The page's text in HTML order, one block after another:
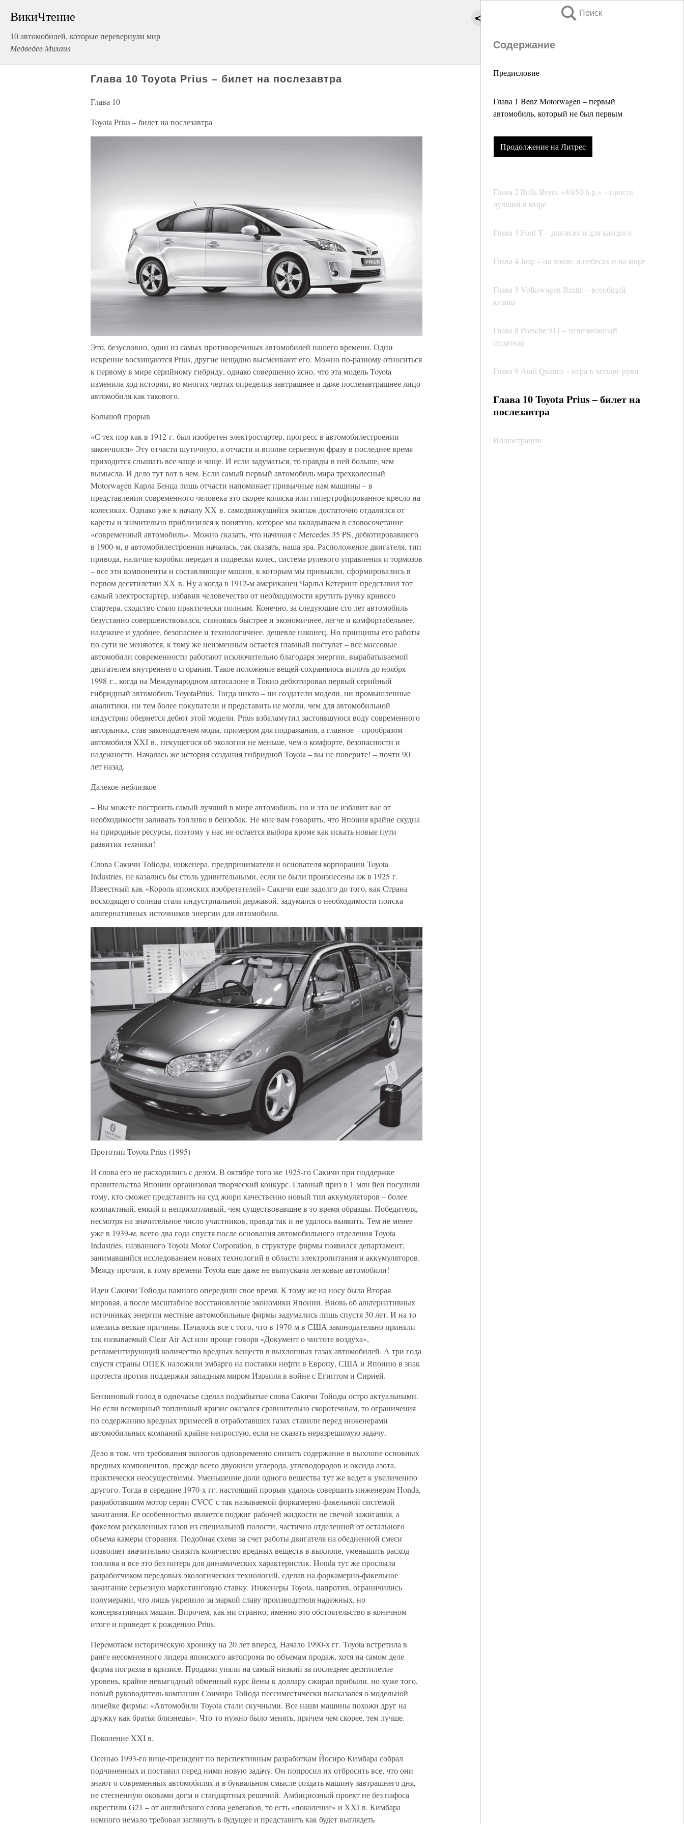
ВикиЧтение
10 автомобилей, которые перевернули мир
Медведев Михаил
Поиск
Содержание
Предисловие
Глава 1 Benz Motorwagen – первый
автомобиль, который не был первым
Продолжение на Литрес
Глава 2 Rolls-Royce «40/50 h.p.» – просто
лучший в мире
Глава 3 Ford T – для всех и для каждого
Глава 4 Jeep – на земле, в небесах и на море
Глава 5 Volkswagen Beetle – всеобщий
кумир
Глава 8 Porsche 911 – невозможный
спорткар
Глава 9 Audi Quattro – игра в четыре руки
Глава 10 Toyota Prius – билет на
послезавтра
Иллюстрации
Глава 10 Toyota Prius – билет на послезавтра
Глава 10
Toyota Prius – билет на послезавтра
Это, безусловно, один из самых противоречивых автомобилей нашего времени. Одни
искренне восхищаются Prius, другие нещадно высмеивают его. Можно по-разному относиться
к первому в мире серийному гибриду, однако совершенно ясно, что эта модель Toyota
изменила ход истории, во многих чертах определив завтрашнее и даже послезавтрашнее лицо
автомобиля как такового.
Большой прорыв
«С тех пор как в 1912 г. был изобретен электростартер, прогресс в автомобилестроении
закончился» Эту отчасти шуточную, а отчасти и вполне серьезную фразу в последнее время
приходится слышать все чаще и чаще. И если задуматься, то правды в ней больше, чем
вымысла. И дело тут вот в чем. Если самый первый автомобиль мира трехколесный
Motorwagen Карла Бенца лишь отчасти напоминает привычные нам машины – в
представлении современного человека это скорее коляска или гипертрофированное кресло на
колесиках. Однако уже к началу XX в. самодвижущийся экипаж достаточно отдалился от
кареты и значительно приблизился к понятию, которое мы вкладываем в словосочетание
«современный автомобиль». Можно сказать, что начиная с Mercedes 35 PS, дебютировавшего
в 1900-м, в автомобилестроении началась, так сказать, наша эра. Расположение двигателя, тип
привода, наличие коробки передач и подвески колес, система рулевого управления и тормозов
– все эти компоненты и составляющие машин, к которым мы привыкли, сформировались в
первом десятилетии XX в. Ну а когда в 1912-м американец Чарльз Кетеринг представил тот
самый электростартер, избавив человечество от необходимости крутить ручку кривого
стартера, сходство стало практически полным. Конечно, за следующие сто лет автомобиль
безустанно совершенствовался, становясь быстрее и экономичнее, легче и комфортабельнее,
надежнее и удобнее, безопаснее и технологичнее, дешевле наконец. Но принципы его работы
по сути не меняются, к тому же неизменным остается главный постулат – все массовые
автомобили современности работают исключительно благодаря энергии, вырабатываемой
двигателем внутреннего сгорания. Такое положение вещей сохранялось вплоть до ноября
1998 г., когда на Международном автосалоне в Токио дебютировал первый серийный
гибридный автомобиль ToyotaPrius. Тогда никто – ни создатели модели, ни промышленные
аналитики, ни тем более покупатели и представить не могли, чем для автомобильной
индустрии обернется дебют этой модели. Prius взбаламутил застоявшуюся воду современного
авторынка, став законодателем моды, примером для подражания, а главное – прообразом
автомобиля XXI в., пекущегося об экологии не меньше, чем о комфорте, безопасности и
надежности. Началась же история создания гибридной Toyota – вы не поверите! – почти 90
лет назад.
Далекое-неблизкое
– Вы можете построить самый лучший в мире автомобиль, но и это не избавит вас от
необходимости заливать топливо в бензобак. Не мне вам говорить, что Япония крайне скудна
на природные ресурсы, поэтому у нас не остается выбора кроме как искать новые пути
развития техники!
Слова Сакичи Тойоды, инженера, предпринимателя и основателя корпорации Toyota
Industries, не казались бы столь удивительными, если не были произнесены аж в 1925 г.
Известный как «Король японских изобретателей» Сакичи еще задолго до того, как Страна
восходящего солнца стала индустриальной державой, задумался о необходимости поиска
альтернативных источников энергии для автомобиля.
Прототип Toyota Prius (1995)
И слова его не расходились с делом. В октябре того же 1925-го Сакичи при поддержке
правительства Японии организовал творческий конкурс. Главный приз в 1 млн йен посулили
тому, кто сможет представить на суд жюри качественно новый тип аккумуляторов – более
компактный, емкий и неприхотливый, чем существовавшие в то время образцы. Победителя,
несмотря на значительное число участников, правда так и не удалось выявить. Тем не менее
уже в 1939-м, всего два года спустя после основания автомобильного отделения Toyota
Industries, названного Toyota Motor Corporation, в структуре фирмы появился департамент,
занимавшийся исследованием новых технологий в области электропитания и аккумуляторов.
Между прочим, к тому времени Toyota еще даже не выпускала легковые автомобили!
Идеи Сакичи Тойоды намного опередили свое время. К тому же на носу была Вторая
мировая, а после масштабное восстановление экономики Японии. Вновь об альтернативных
источниках энергии местные автомобильные фирмы задумались лишь спустя 30 лет. И на то
имелись веские причины. Началось все с того, что в 1970-м в США законодательно приняли
так называемый Clear Air Act или проще говоря «Документ о чистоте воздуха»,
регламентирующий количество вредных веществ в выхлопных газах автомобилей. А три года
спустя страны ОПЕК наложили эмбарго на поставки нефти в Европу, США и Японию в знак
протеста против поддержки западным миром Израиля в войне с Египтом и Сирией.
Бензиновый голод в одночасье сделал подзабытые слова Сакичи Тойоды остро актуальными.
Но если всемирный топливный кризис оказался сравнительно скоротечным, то ограничения
по содержанию вредных примесей в отработавших газах ставили перед инженерами
автомобильных компаний крайне непростую, если не сказать неразрешимую задачу.
Дело в том, что требования экологов одновременно снизить содержание в выхлопе основных
вредных компонентов, прежде всего двуокиси углерода, углеводородов и оксида азота,
практически неосуществимы. Уменьшение доли одного вещества тут же ведет к увеличению
другого. Тогда в середине 1970-х гг. настоящий прорыв удалось совершить инженерам Honda,
разработавшим мотор серии CVCC с так называемой форкамерно-факельной системой
зажигания. Ее особенностью является поджиг рабочей жидкости не свечой зажигания, а
факелом раскаленных газов из специальной полости, частично отделенной от остального
объема камеры сгорания. Подобная схема за счет работы двигателя на обедненной смеси
позволяет значительно снизить количество вредных веществ в выхлопе, уменьшить расход
топлива и все это без потерь для динамических характеристик. Honda тут же прослыла
разработчиком передовых экологических технологий, сделав на форкамерно-факельное
зажигание серьезную маркетинговую ставку. Инженеры Toyota, напротив, ограничились
полумерами, что лишь укрепило за маркой славу производителя надежных, но
консервативных машин. Впрочем, как ни странно, именно это обстоятельство в конечном
итоге и приведет к рождению Prius.
Перемотаем историческую хронику на 20 лет вперед. Начало 1990-х гг. Toyota встретила в
ранге несомненного лидера японского автопрома по объемам продаж, хотя на самом деле
фирма погрязла в кризисе. Продажи упали на самый низкий за последнее десятилетие
уровень, крайне невыгодный обменный курс йены к доллару сжирал прибыли, но хуже того,
новый руководитель компании Соичиро Тойода пессиместически высказался о модельной
линейке фирмы: «Автомобили Toyota стали скучными. Все наши машины похожи друг на
дружку как братья-близнецы». Что-то нужно было менять, причем чем скорее, тем лучше.
Поколение XXI в.
Осенью 1993-го вице-президент по перспективным разработкам Йосиро Кимбара собрал
подчиненных и поставил перед ними новую задачу. Он попросил их отбросить все, что они
знают о современных автомобилях и в буквальном смысле создать машину завтрашнего дня,
не стесненную оковами догм и стандартных решений. Амбициозный проект не без пафоса
окрестили G21 – от английского слова generation, то есть «поколение» и XXI в. Кимбара
немного немало требовал заглянуть в будущее и представить как будет выглядеть